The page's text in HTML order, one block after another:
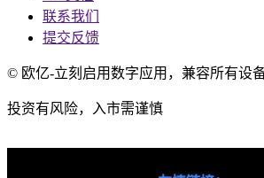
联系我们
提交反馈
© 欧亿-立刻启用数字应用，兼容所有设
投资有风险，入市需谨慎